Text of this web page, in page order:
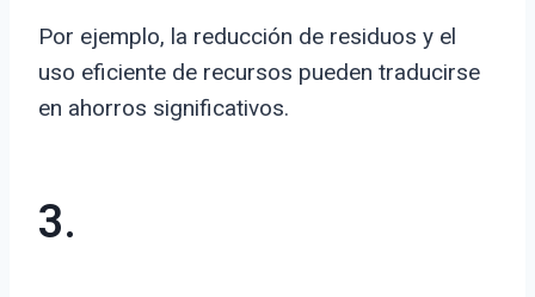
Por ejemplo, la reducción de residuos y el
uso eficiente de recursos pueden traducirse
en ahorros significativos.
3.